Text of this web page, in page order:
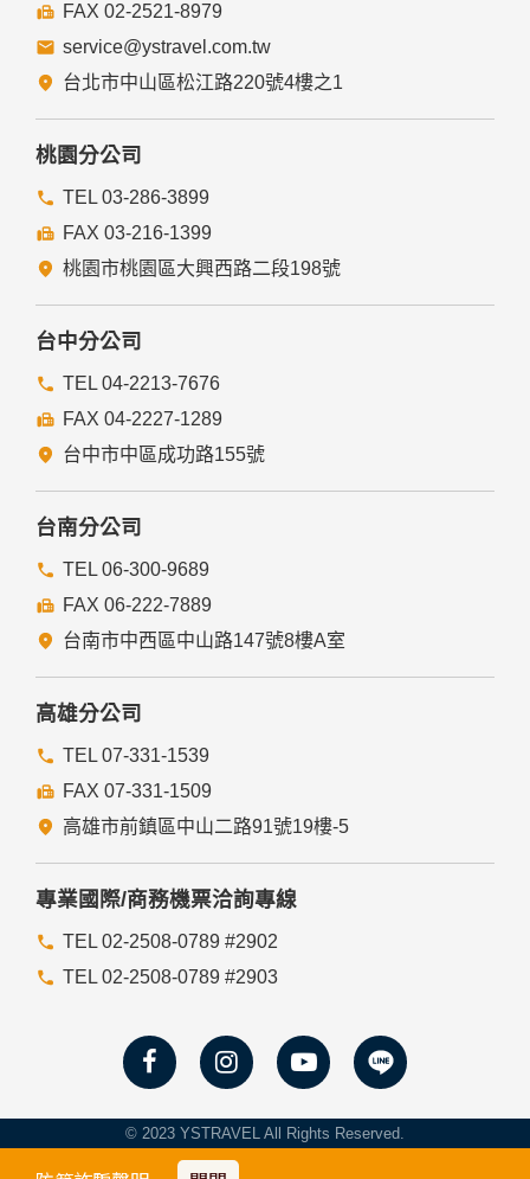
FAX 02-2521-8979
service@ystravel.com.tw
台北市中山區松江路220號4樓之1
桃園分公司
TEL 03-286-3899
FAX 03-216-1399
桃園市桃園區大興西路二段198號
台中分公司
TEL 04-2213-7676
FAX 04-2227-1289
台中市中區成功路155號
台南分公司
TEL 06-300-9689
FAX 06-222-7889
台南市中西區中山路147號8樓A室
高雄分公司
TEL 07-331-1539
FAX 07-331-1509
高雄市前鎮區中山二路91號19樓-5
專業國際/商務機票洽詢專線
TEL 02-2508-0789 #2902
TEL 02-2508-0789 #2903
© 2023 YSTRAVEL All Rights Reserved.